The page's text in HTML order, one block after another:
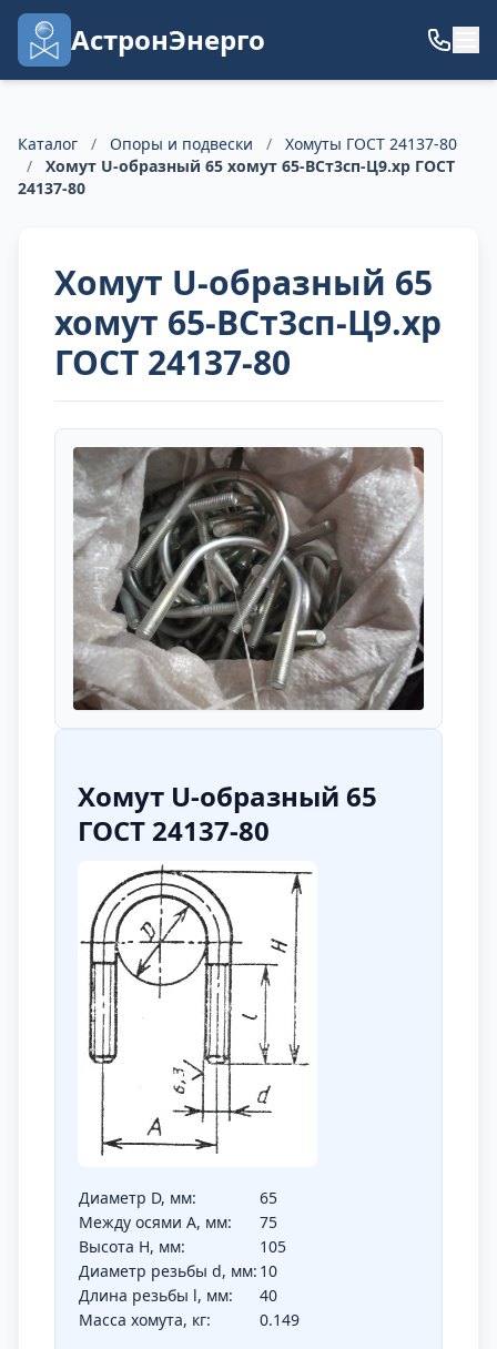
АстронЭнерго
Каталог / Опоры и подвески /
Хомуты ГОСТ 24137-80
/
Хомут U-образный 65 хомут 65-ВСт3сп-Ц9.хр ГОСТ
24137-80
Хомут U-образный 65
хомут 65-ВСт3сп-Ц9.хр
ГОСТ 24137-80
Хомут U-образный 65
ГОСТ 24137-80
Диаметр D, мм:
Между осями A, мм:
Высота H, мм:
Диаметр резьбы d, мм:
Длина резьбы l, мм:
Масса хомута, кг:
65
75
105
10
40
0.149